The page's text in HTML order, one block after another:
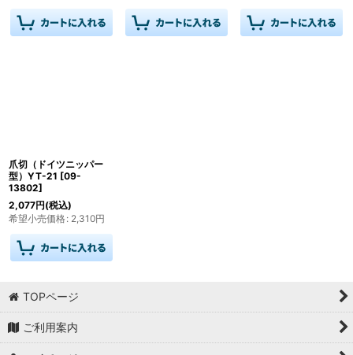
爪切（ドイツニッパー
型）YT-21 [09-
13802]
2,077円(税込)
希望小売価格: 2,310円
TOPページ
ご利用案内